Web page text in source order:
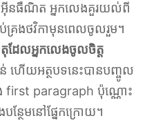
អ៊ីនធឺណិត អ្នកលេងគួរយល់ពី
គ្រងថវិកាមុនពេលចូលរួម។
ែលអ្នកលេងចូលចិត្ត
ហើយអត្ថបទនេះបានបញ្ចូល
first paragraph ប៉ុណ្ណោះ
ថែមនៅផ្នែកក្រោយ។